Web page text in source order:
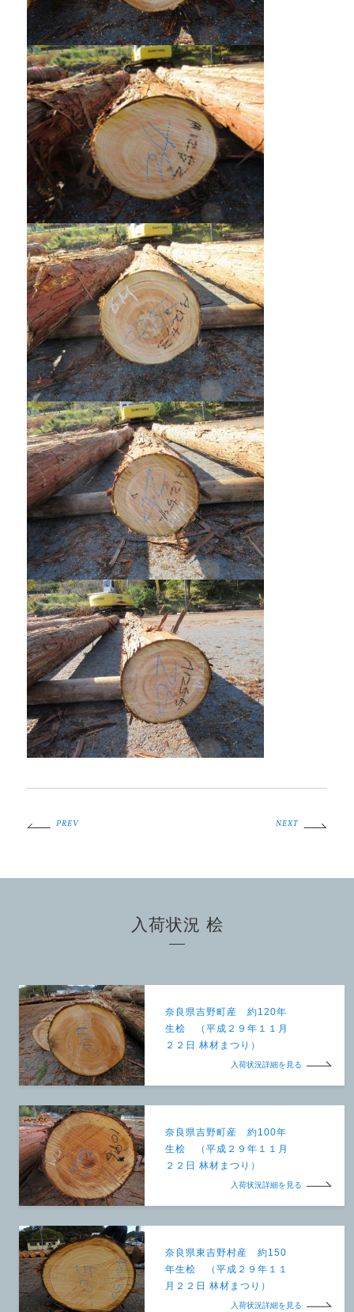
PREV NEXT
入荷状況 桧
奈良県吉野町産 約120年
生桧 （平成２９年１１月
２２日 林材まつり）
入荷状況詳細を見る
奈良県吉野町産 約100年
生桧 （平成２９年１１月
２２日 林材まつり）
入荷状況詳細を見る
奈良県東吉野村産 約150
年生桧 （平成２９年１１
月２２日 林材まつり）
入荷状況詳細を見る